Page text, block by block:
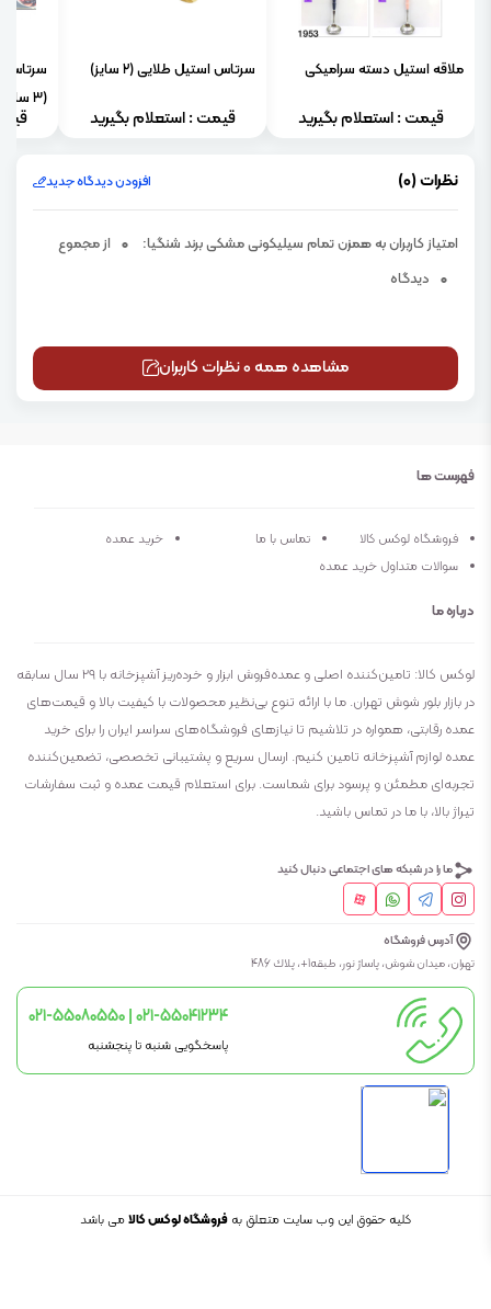
ملاقه استیل دسته سرامیکی
قیمت : استعلام بگیرید
سرتاس استیل طلایی (۲ سایز)
قیمت : استعلام بگیرید
سرتاس
(۳ سایز)
نظرات (0) افزودن دیدگاه جدید
امتیاز کاربران به همزن تمام سیلیکونی مشکی برند شنگیا: 0 از مجموع
0 دیدگاه
مشاهده همه 0 نظرات کاربران
فهرست ها
فروشگاه لوکس کالا تماس با ما
خرید عمده
سوالات متداول خرید عمده
درباره ما
لوکس کالا: تامین‌کننده اصلی و عمده‌فروش ابزار و خرده‌ریز آشپزخانه با ۲۹ سال سابقه
در بازار بلور شوش تهران. ما با ارائه تنوع بی‌نظیر محصولات با کیفیت بالا و قیمت‌های
عمده رقابتی، همواره در تلاشیم تا نیازهای فروشگاه‌های سراسر ایران را برای خرید
عمده لوازم آشپزخانه تامین کنیم. ارسال سریع و پشتیبانی تخصصی، تضمین‌کننده
تجربه‌ای مطمئن و پرسود برای شماست. برای استعلام قیمت عمده و ثبت سفارشات
تیراژ بالا، با ما در تماس باشید.
ما را در شبکه های اجتماعی دنبال کنید
آدرس فروشگاه
تهران، ميدان شوش، پاساژ نور، طبقه1+، پلاك 486
021-55080550 | 021-55041234
پاسخگویی شنبه تا پنجشنبه
کلیه حقوق این وب سایت متعلق به فروشگاه لوکس کالامی باشد